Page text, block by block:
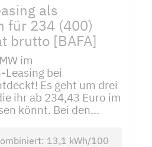
als
für 234 (400)
brutto [BAFA]
im
Leasing bei
Es geht um drei
ihr ab 234,43 Euro im
könnt. Bei den...
13,1 kWh/100